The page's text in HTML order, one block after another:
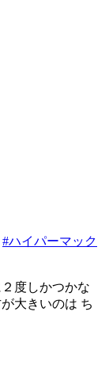
#ハイパーマック
度しかつかな
大きいのは ち